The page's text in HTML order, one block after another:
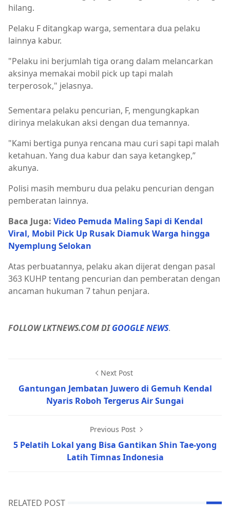
hilang.
Pelaku F ditangkap warga, sementara dua pelaku
lainnya kabur.
"Pelaku ini berjumlah tiga orang dalam melancarkan
aksinya memakai mobil pick up tapi malah
terperosok," jelasnya.
Sementara pelaku pencurian, F, mengungkapkan
dirinya melakukan aksi dengan dua temannya.
"Kami bertiga punya rencana mau curi sapi tapi malah
ketahuan. Yang dua kabur dan saya ketangkep,”
akunya.
Polisi masih memburu dua pelaku pencurian dengan
pemberatan lainnya.
Baca Juga: Video Pemuda Maling Sapi di Kendal
Viral, Mobil Pick Up Rusak Diamuk Warga hingga
Nyemplung Selokan
Atas perbuatannya, pelaku akan dijerat dengan pasal
363 KUHP tentang pencurian dan pemberatan dengan
ancaman hukuman 7 tahun penjara.
FOLLOW LKTNEWS.COM DIGOOGLE NEWS.
Next Post
Gantungan Jembatan Juwero di Gemuh Kendal
Nyaris Roboh Tergerus Air Sungai
Previous Post
5 Pelatih Lokal yang Bisa Gantikan Shin Tae-yong
Latih Timnas Indonesia
RELATED POST